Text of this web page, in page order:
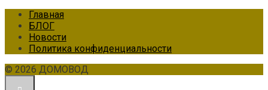
Главная
БЛОГ
Новости
Политика конфиденциальности
© 2026 ДОМОВОД